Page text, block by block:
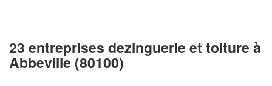
23 entreprises dezinguerie et toiture à
Abbeville (80100)